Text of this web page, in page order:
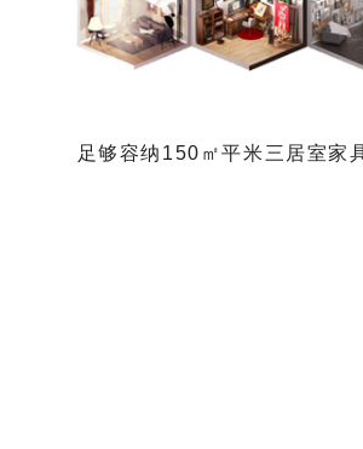
足够容纳150㎡平米三居室家